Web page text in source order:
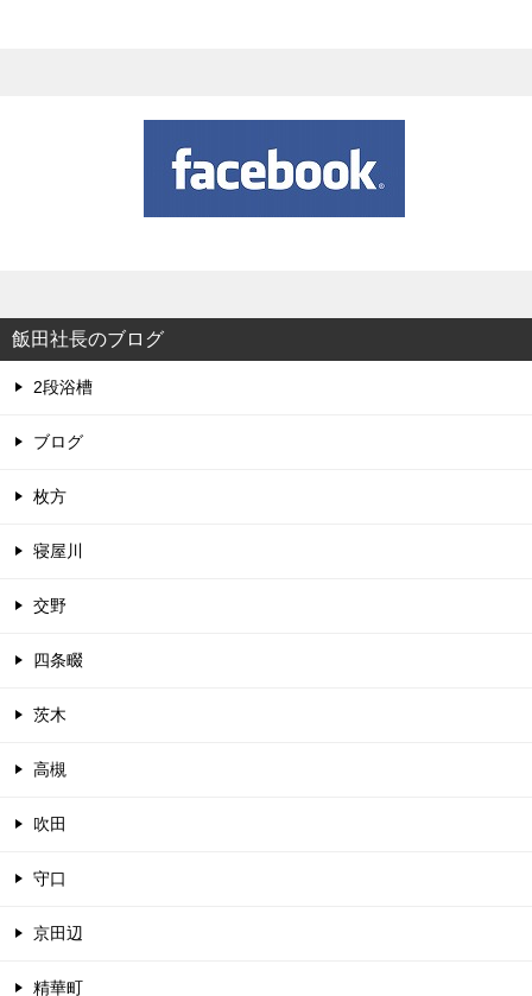
飯田社長のブログ
2段浴槽
ブログ
枚方
寝屋川
交野
四条畷
茨木
高槻
吹田
守口
京田辺
精華町